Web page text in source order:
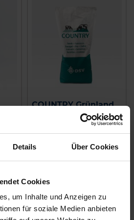
Details Über Cookies
Cookies
um Inhalte und Anzeigen zu
für soziale Medien anbieten
COUNTRY Grünland
5,47 € / kg
IN DEN